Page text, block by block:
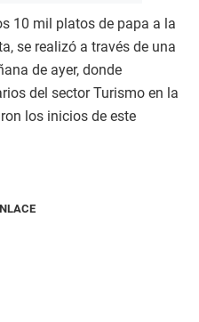
10 mil platos de papa a la
se realizó a través de una
de ayer, donde
del sector Turismo en la
los inicios de este